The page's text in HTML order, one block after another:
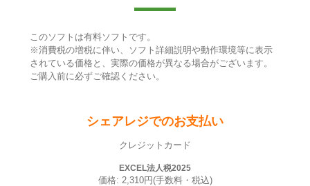
このソフトは有料ソフトです。
※消費税の増税に伴い、ソフト詳細説明や動作環境等に表示
されている価格と、実際の価格が異なる場合がございます。
ご購入前に必ずご確認ください。
シェアレジでのお支払い
クレジットカード
EXCEL法人税2025
価格: 2,310円(手数料・税込)